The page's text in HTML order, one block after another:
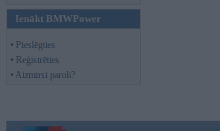
Ienākt BMWPower
• Pieslēgties
• Reģistrēties
• Aizmirsi paroli?